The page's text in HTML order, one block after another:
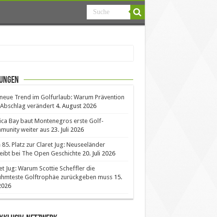
Trend im Golfurlaub: Warum Prävention
verändert 4. August 2026
Bay baut Montenegros erste Golf-
weiter aus 23. Juli 2026
85. Platz zur Claret Jug: Neuseeländer
bei The Open Geschichte 20. Juli 2026
Jug: Warum Scottie Scheffler die
Golftrophäe zurückgeben muss 15.